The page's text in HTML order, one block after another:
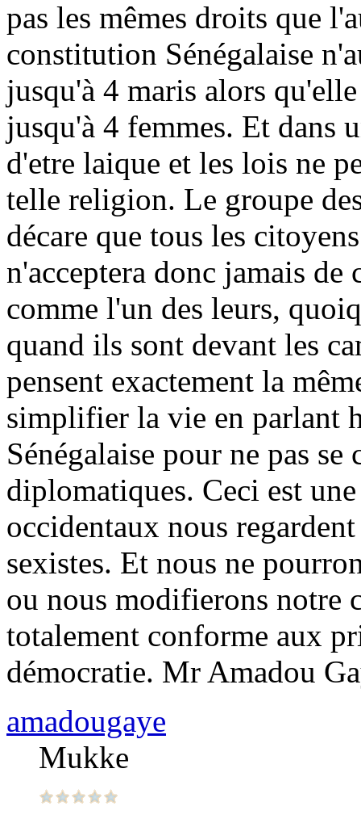
pas les mêmes droits que
constitution Sénégalaise
jusqu'à 4 maris alors
jusqu'à 4 femmes. Et dans
d'etre laique et les lois ne
telle religion. Le groupe
décare que tous les
n'acceptera donc jamais de
comme l'un des leurs,
quand ils sont devant les
pensent exactement la
simplifier la vie en parlant
Sénégalaise pour ne pas se
diplomatiques. Ceci est
occidentaux nous
sexistes. Et nous ne
ou nous modifierons notre
totalement conforme aux
démocratie. Mr Amadou
amadougaye
Mukke